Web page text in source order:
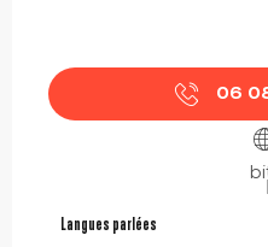
06
Langues parlées
Langues parlées